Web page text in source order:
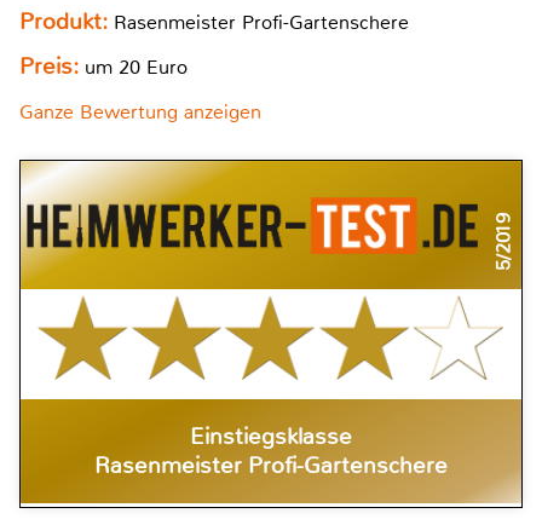
Produkt: Rasenmeister Profi-Gartenschere
Preis: um 20 Euro
Ganze Bewertung anzeigen
5/2019
Einstiegsklasse
Rasenmeister Profi-Gartenschere